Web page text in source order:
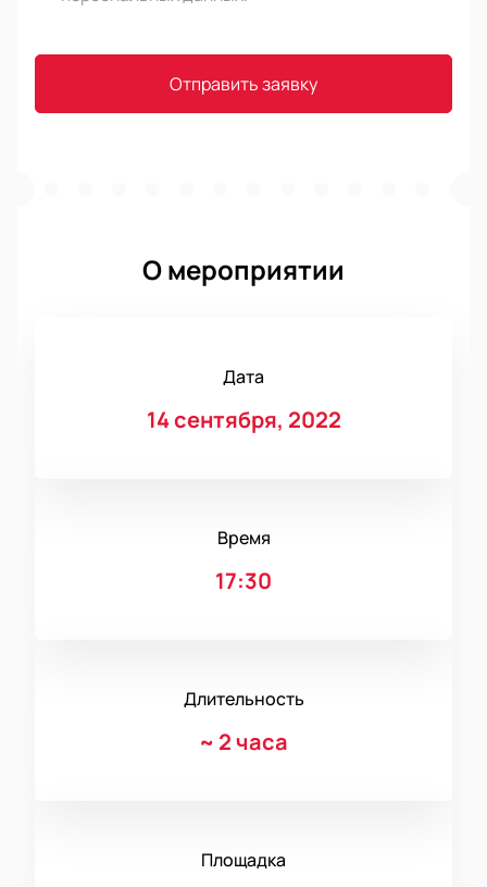
Отправить заявку
О мероприятии
Дата
14 сентября, 2022
Время
17:30
Длительность
~ 2 часа
Площадка